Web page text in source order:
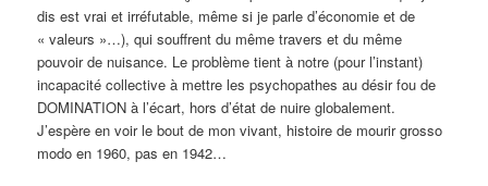
dis est vrai et irréfutable, même si je parle d’économie et de
« valeurs »…), qui souffrent du même travers et du même
pouvoir de nuisance. Le problème tient à notre (pour l’instant)
incapacité collective à mettre les psychopathes au désir fou de
DOMINATION à l’écart, hors d’état de nuire globalement.
J’espère en voir le bout de mon vivant, histoire de mourir grosso
modo en 1960, pas en 1942…